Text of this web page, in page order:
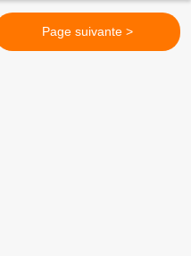
Page suivante >